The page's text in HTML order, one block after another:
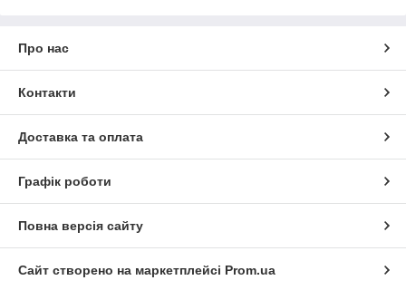
Про нас
Контакти
Доставка та оплата
Графік роботи
Повна версія сайту
Сайт створено на маркетплейсі Prom.ua